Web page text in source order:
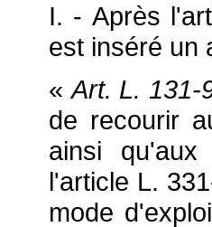
I. - Après
est inséré un
« Art. L. 131-
de recourir
ainsi qu'aux
l'article L.
mode